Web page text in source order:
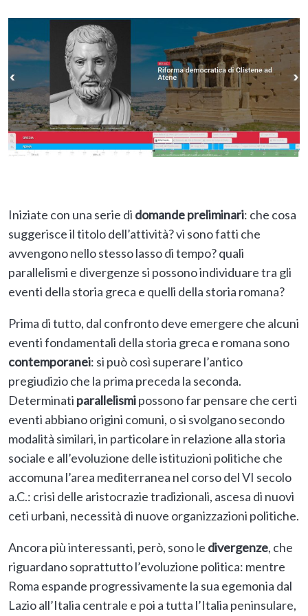
Iniziate con una serie di domande preliminari: che cosa
suggerisce il titolo dell’attività? vi sono fatti che
avvengono nello stesso lasso di tempo? quali
parallelismi e divergenze si possono individuare tra gli
eventi della storia greca e quelli della storia romana?
Prima di tutto, dal confronto deve emergere che alcuni
eventi fondamentali della storia greca e romana sono
contemporanei: si può così superare l’antico
pregiudizio che la prima preceda la seconda.
Determinati parallelismipossono far pensare che certi
eventi abbiano origini comuni, o si svolgano secondo
modalità similari, in particolare in relazione alla storia
sociale e all’evoluzione delle istituzioni politiche che
accomuna l’area mediterranea nel corso del VI secolo
a.C.: crisi delle aristocrazie tradizionali, ascesa di nuovi
ceti urbani, necessità di nuove organizzazioni politiche.
Ancora più interessanti, però, sono le divergenze, che
riguardano soprattutto l’evoluzione politica: mentre
Roma espande progressivamente la sua egemonia dal
Lazio all’Italia centrale e poi a tutta l’Italia peninsulare,